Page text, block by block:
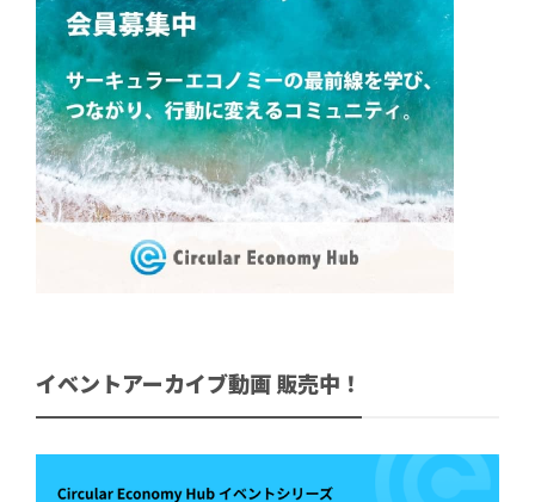
イベントアーカイブ動画 販売中！